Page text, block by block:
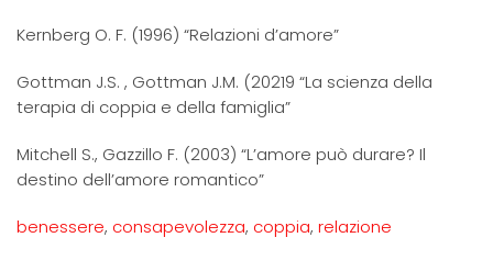
Kernberg O. F. (1996) “Relazioni d’amore”
Gottman J.S. , Gottman J.M. (20219 “La scienza della
terapia di coppia e della famiglia”
Mitchell S., Gazzillo F. (2003) “L’amore può durare? Il
destino dell’amore romantico”
benessere, consapevolezza, coppia, relazione